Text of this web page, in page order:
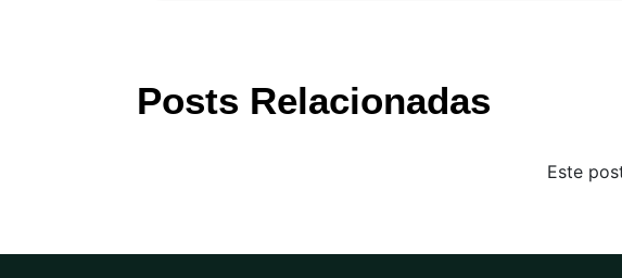
Posts Relacionadas
Este